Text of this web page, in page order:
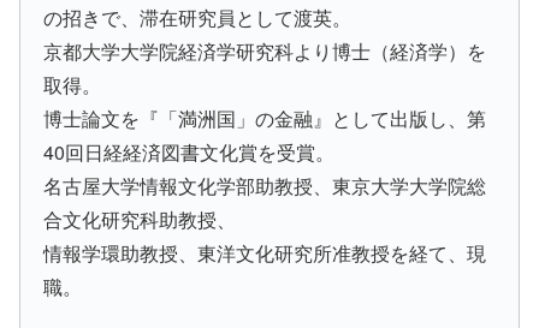
の招きで、滞在研究員として渡英。
京都大学大学院経済学研究科より博士（経済学）を
取得。
博士論文を『「満洲国」の金融』として出版し、第
40回日経経済図書文化賞を受賞。
名古屋大学情報文化学部助教授、東京大学大学院総
合文化研究科助教授、
情報学環助教授、東洋文化研究所准教授を経て、現
職。